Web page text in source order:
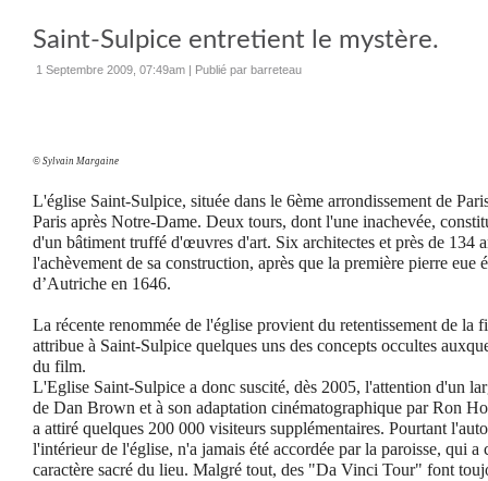
Saint-Sulpice entretient le mystère.
1 Septembre 2009, 07:49am Publié par barreteau
© Sylvain Margaine
L'église Saint-Sulpice, située dans le 6ème arrondissement de
Paris après Notre-Dame. Deux tours, dont l'une inachevée,
d'un bâtiment truffé d'œuvres d'art. Six architectes et près de 134
l'achèvement de sa construction, après que la première pierre eue
d’Autriche en 1646.
La récente renommée de l'église provient du retentissement de
attribue à Saint-Sulpice quelques uns des concepts occultes
du film.
L'Eglise Saint-Sulpice a donc suscité, dès 2005, l'attention d'un
de Dan Brown et à son adaptation cinématographique par Ron
a attiré quelques 200 000 visiteurs supplémentaires. Pourtant
l'intérieur de l'église, n'a jamais été accordée par la paroisse, qui a
caractère sacré du lieu. Malgré tout, des "Da Vinci Tour" font